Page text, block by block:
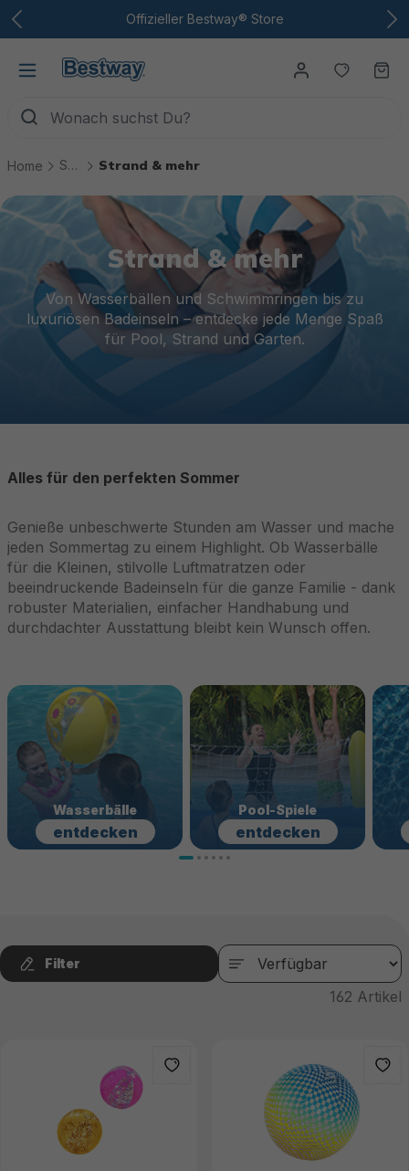
Zum Hauptinhalt Offizieller Bestway® Store
Du
Home Spiel & Spaß Strand & mehr
Strand & mehr
Von Wasserbällen und Schwimmringen bis zu
luxuriösen Badeinseln – entdecke jede Menge Spaß
für Pool, Strand und Garten.
Alles für den perfekten Sommer
Genieße unbeschwerte Stunden am Wasser und mache
jeden Sommertag zu einem Highlight. Ob Wasserbälle
für die Kleinen, stilvolle Luftmatratzen oder
beeindruckende Badeinseln für die ganze Familie - dank
robuster Materialien, einfacher Handhabung und
durchdachter Ausstattung bleibt kein Wunsch offen.
Wasserbälle
entdecken
Pool-Spiele
entdecken
Filter
162 Artikel